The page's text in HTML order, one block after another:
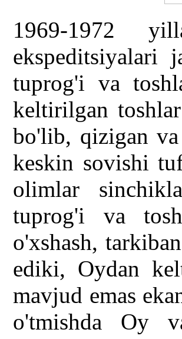
1969-1972
tuprog'i va
keltirilgan
bo'lib, qizigan
keskin sovishi
olimlar
tuprog'i va
o'xshash,
ediki, Oydan
mavjud emas
o'tmishda Oy